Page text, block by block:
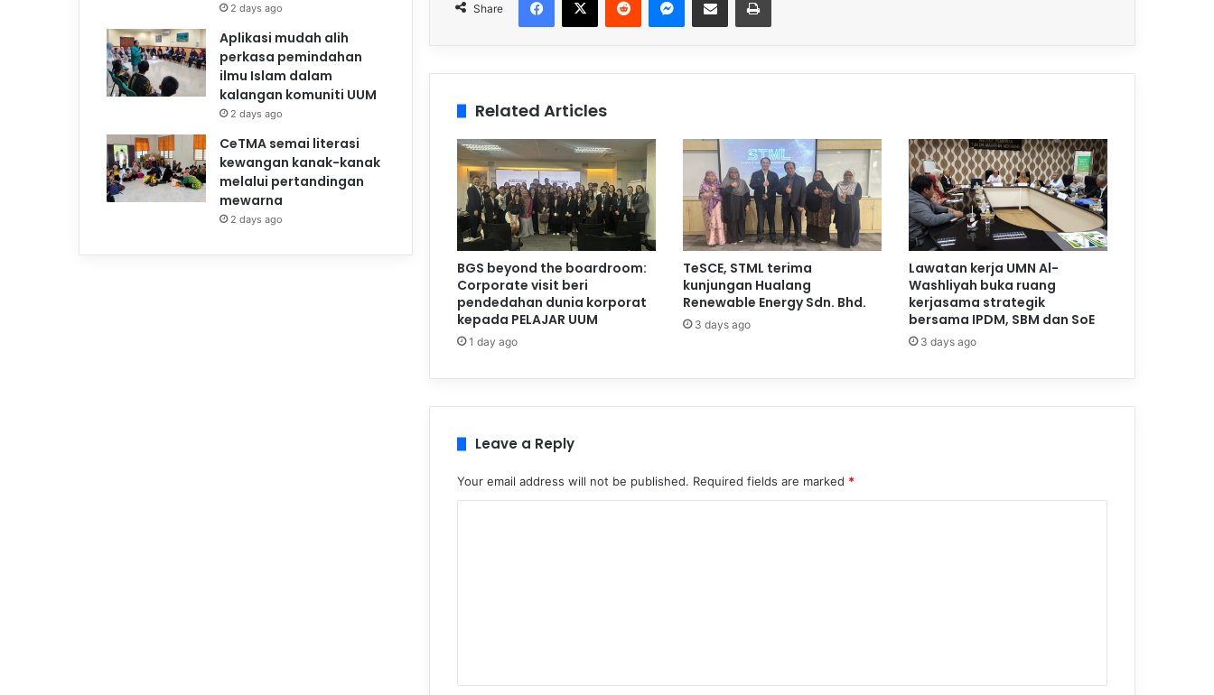
Share
Related Articles
BGS beyond the boardroom:
Corporate visit beri
pendedahan dunia korporat
kepada PELAJAR UUM
1 day ago
TeSCE, STML terima
kunjungan Hualang
Renewable Energy Sdn. Bhd.
3 days ago
Lawatan kerja UMN Al-
Washliyah buka ruang
kerjasama strategik
bersama IPDM, SBM dan SoE
3 days ago
Leave a Reply
Your email address will not be published. Required fields are marked *
2 days ago
Aplikasi mudah alih
perkasa pemindahan
ilmu Islam dalam
kalangan komuniti UUM
2 days ago
CeTMA semai literasi
kewangan kanak-kanak
melalui pertandingan
mewarna
2 days ago